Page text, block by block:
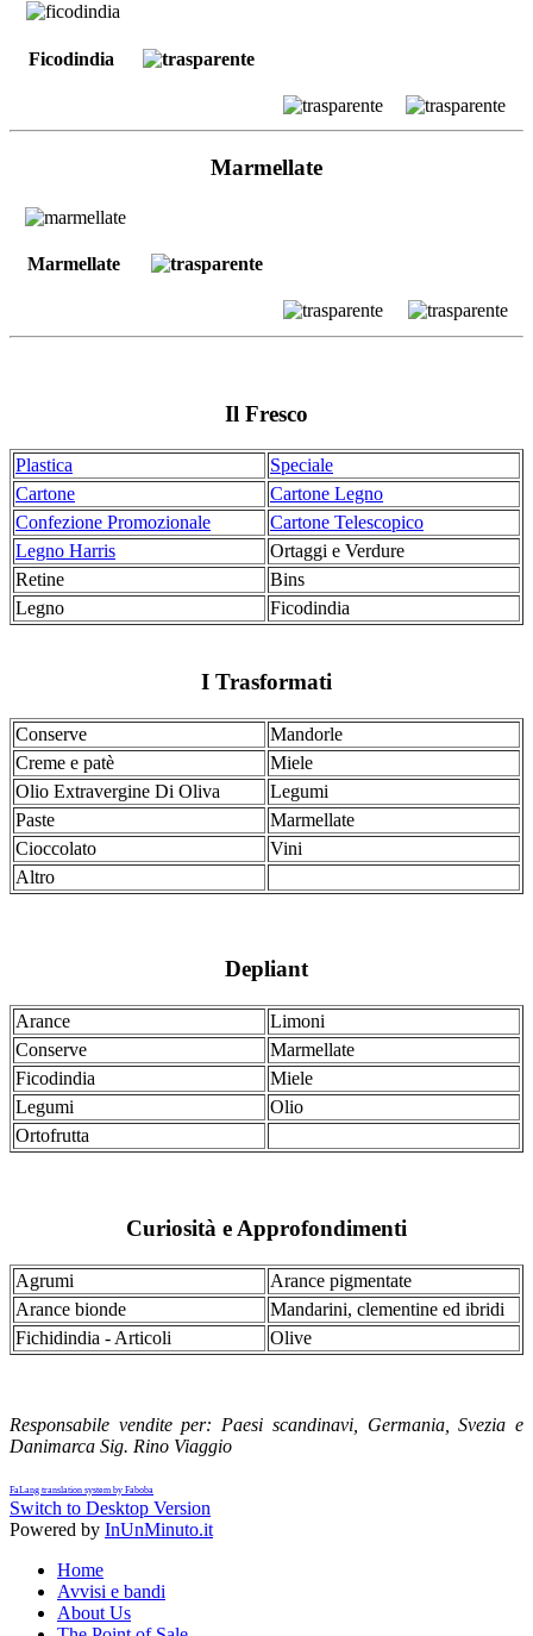
Ficodindia
Marmellate
Marmellate
Il Fresco
Plastica
Speciale
Cartone
Cartone Legno
Confezione Promozionale
Cartone Telescopico
Legno Harris
Ortaggi e Verdure
Retine
Bins
Legno
Ficodindia
I Trasformati
Conserve
Mandorle
Creme e patè
Miele
Olio Extravergine Di Oliva
Legumi
Paste
Marmellate
Cioccolato
Vini
Altro
Depliant
Arance
Limoni
Conserve
Marmellate
Ficodindia
Miele
Legumi
Olio
Ortofrutta
Curiosità e Approfondimenti
Agrumi
Arance pigmentate
Arance bionde
Mandarini, clementine ed ibridi
Fichidindia - Articoli
Olive
Responsabile vendite per: Paesi scandinavi, Germania, Svezia e
Danimarca Sig. Rino Viaggio
FaLang translation system by Faboba
Switch to Desktop Version
Powered by InUnMinuto.it
Home
Avvisi e bandi
About Us